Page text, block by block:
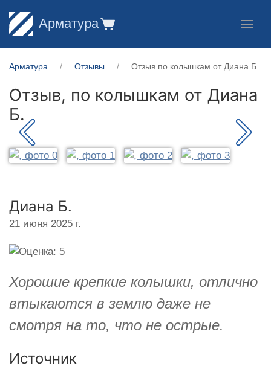
Арматура
Арматура Отзывы Отзыв по колышкам от Диана Б.
Отзыв, по колышкам от Диана
Б.
Диана Б.
21 июня 2025 г.
Хорошие крепкие колышки, отлично
втыкаются в землю даже не
смотря на то, что не острые.
Источник